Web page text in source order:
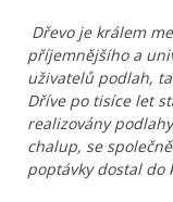
Dřevo je králem
příjemnějšího a
uživatelů podlah,
Dříve po tisíce let
realizovány
chalup, se
poptávky dostal do